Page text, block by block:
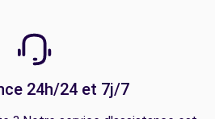
24h/24 et 7j/7